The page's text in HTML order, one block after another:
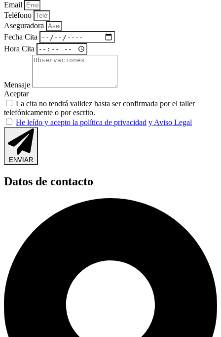
Email
Teléfono
Aseguradora
Fecha Cita
Hora Cita
Mensaje
Aceptar
La cita no tendrá validez hasta ser confirmada por el taller
telefónicamente o por escrito.
He leído y acepto la política de privacidad y Aviso Legal
ENVIAR
Datos de contacto